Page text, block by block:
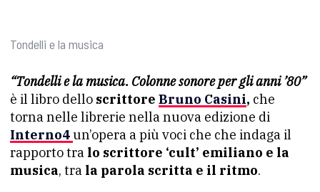
Tondelli e la musica
“Tondelli e la musica. Colonne sonore per gli anni ’80”
è il libro dello scrittore Bruno Casini, che
torna nelle librerie nella nuova edizione di
Interno4un’opera a più voci che che indaga il
rapporto tra lo scrittore ‘cult’ emiliano e la
musica, tra la parola scritta e il ritmo.